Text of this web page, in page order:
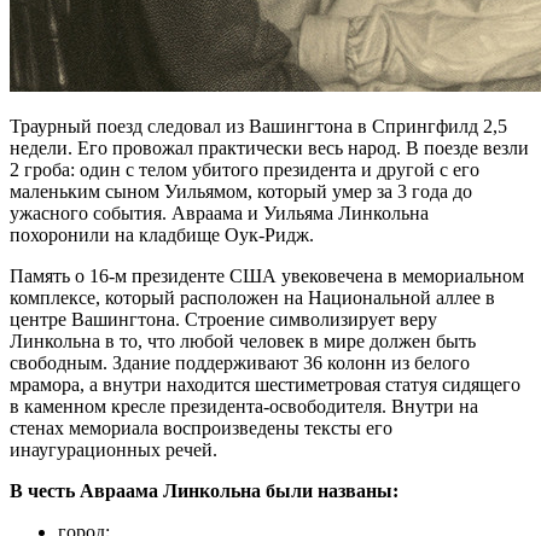
Траурный поезд следовал из Вашингтона в Спрингфилд 2,5
недели. Его провожал практически весь народ. В поезде везли
2 гроба: один с телом убитого президента и другой с его
маленьким сыном Уильямом, который умер за 3 года до
ужасного события. Авраама и Уильяма Линкольна
похоронили на кладбище Оук-Ридж.
Память о 16-м президенте США увековечена в мемориальном
комплексе, который расположен на Национальной аллее в
центре Вашингтона. Строение символизирует веру
Линкольна в то, что любой человек в мире должен быть
свободным. Здание поддерживают 36 колонн из белого
мрамора, а внутри находится шестиметровая статуя сидящего
в каменном кресле президента-освободителя. Внутри на
стенах мемориала воспроизведены тексты его
инаугурационных речей.
В честь Авраама Линкольна были названы:
город;